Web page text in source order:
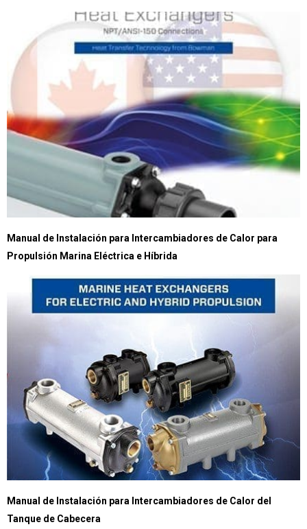
Manual de Instalación para Intercambiadores de Calor para
Propulsión Marina Eléctrica e Híbrida
Manual de Instalación para Intercambiadores de Calor del
Tanque de Cabecera